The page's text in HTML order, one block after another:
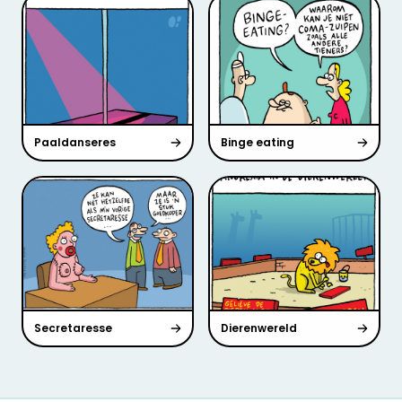
Paaldanseres Binge eating
Secretaresse Dierenwereld